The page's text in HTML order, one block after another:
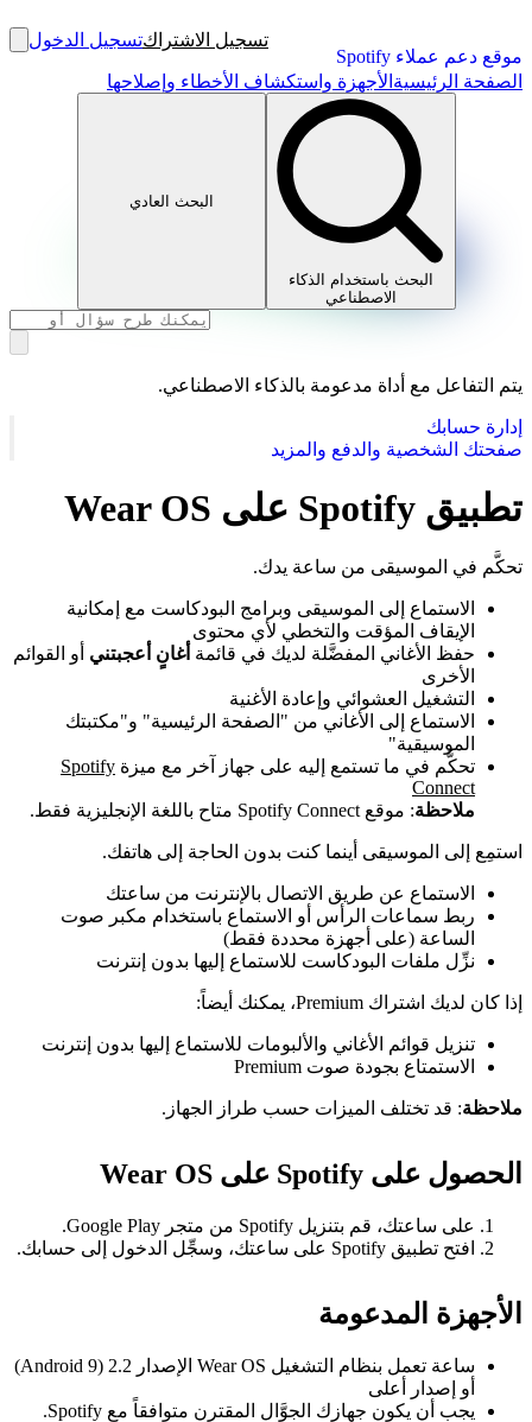
موقع دعم عملاء Spotify
تسجيل الاشتراكتسجيل الدخول
الصفحة الرئيسية الأجهزة واستكشاف الأخطاء وإصلاحها
البحث باستخدام الذكاء
الاصطناعي
البحث العادي
يتم التفاعل مع أداة مدعومة بالذكاء الاصطناعي.
إدارة حسابك
صفحتك الشخصية والدفع والمزيد
تطبيق Spotify على Wear OS
تحكَّم في الموسيقى من ساعة يدك.
الاستماع إلى الموسيقى وبرامج البودكاست مع إمكانية
الإيقاف المؤقت والتخطي لأي محتوى
حفظ الأغاني المفضَّلة لديك في قائمة أغانٍ أعجبتني أو القوائم
الأخرى
التشغيل العشوائي وإعادة الأغنية
الاستماع إلى الأغاني من "الصفحة الرئيسية" و"مكتبتك
الموسيقية"
تحكَّم في ما تستمع إليه على جهاز آخر مع ميزة Spotify
Connect
ملاحظة: موقع Spotify Connect متاح باللغة الإنجليزية فقط.
استمِع إلى الموسيقى أينما كنت بدون الحاجة إلى هاتفك.
الاستماع عن طريق الاتصال بالإنترنت من ساعتك
ربط سماعات الرأس أو الاستماع باستخدام مكبر صوت
الساعة (على أجهزة محددة فقط)
نزِّل ملفات البودكاست للاستماع إليها بدون إنترنت
إذا كان لديك اشتراك Premium، يمكنك أيضاً:
تنزيل قوائم الأغاني والألبومات للاستماع إليها بدون إنترنت
الاستمتاع بجودة صوت Premium
ملاحظة: قد تختلف الميزات حسب طراز الجهاز.
الحصول على Spotify على Wear OS
على ساعتك، قم بتنزيل Spotify من متجر Google Play.
افتح تطبيق Spotify على ساعتك، وسجِّل الدخول إلى حسابك.
الأجهزة المدعومة
ساعة تعمل بنظام التشغيل Wear OS الإصدار 2.2 (Android 9)
أو إصدار أعلى
يجب أن يكون جهازك الجوَّال المقترن متوافقاً مع Spotify.